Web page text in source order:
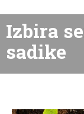
Izbira
sadike